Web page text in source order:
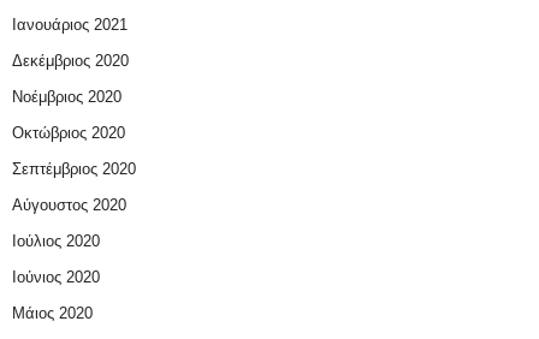
Ιανουάριος 2021
Δεκέμβριος 2020
Νοέμβριος 2020
Οκτώβριος 2020
Σεπτέμβριος 2020
Αύγουστος 2020
Ιούλιος 2020
Ιούνιος 2020
Μάιος 2020